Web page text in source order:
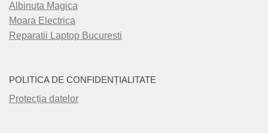
Albinuta Magica
Moara Electrica
Reparatii Laptop Bucuresti
POLITICA DE CONFIDENȚIALITATE
Protecția datelor